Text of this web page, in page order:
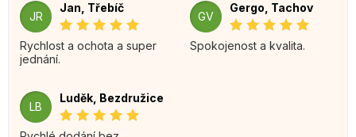
JR
Jan, Třebíč
Rychlost a ochota a super
jednání.
GV
Gergo, Tachov
Spokojenost a kvalita.
LB
Luděk, Bezdružice